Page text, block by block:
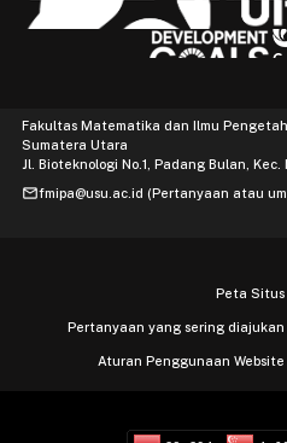
Fakultas Matematika dan Ilmu
Sumatera Utara
Jl. Bioteknologi No.1, Padang Bulan, Kec.
mailfmipa@usu.ac.id (Pertanyaan atau
Peta Situs
Pertanyaan yang sering diajukan
Aturan Penggunaan Website